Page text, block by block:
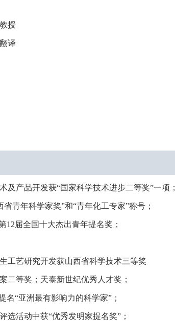
授
译
及产品开发获“国家科学技术进步二等奖”一项；
青年科学家奖”和“青年化工专家”称号；
12届全国十大杰出青年提名奖；
工艺研究开发获山西省科学技术三等奖
二等奖；天泰新世纪优秀人才奖；
名“亚洲最有影响力的科学家”；
选活动中获“优秀发明家提名奖”；